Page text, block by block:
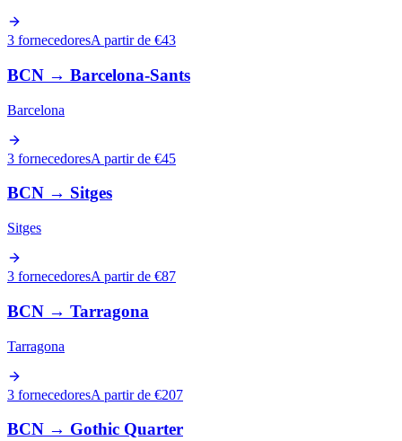
3 fornecedoresA partir de €43
BCN → Barcelona-Sants
Barcelona
3 fornecedoresA partir de €45
BCN → Sitges
Sitges
3 fornecedoresA partir de €87
BCN → Tarragona
Tarragona
3 fornecedoresA partir de €207
BCN → Gothic Quarter